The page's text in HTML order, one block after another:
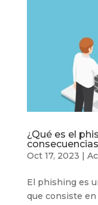
¿Qué es el
Oct 17, 2023 |
El phishing es
que consiste